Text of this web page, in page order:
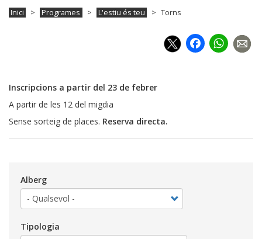
Inici Programes L'estiu és teu Torns
Inscripcions a partir del 23 de febrer
A partir de les 12 del migdia
Sense sorteig de places. Reserva directa.
Alberg
Tipologia